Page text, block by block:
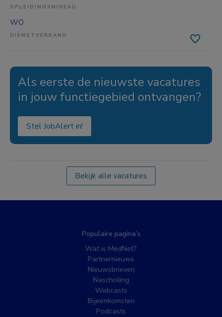
OPLEIDINGSNIVEAU
WO
DIENSTVERBAND
Als eerste de nieuwste vacatures
in jouw functiegebied ontvangen?
Stel JobAlert in!
Bekijk alle vacatures
Populaire pagina’s
Wat is MedNet?
Partnernieuws
Nieuwsbrieven
Nascholing
Webcasts
Bijeenkomsten
Podcasts